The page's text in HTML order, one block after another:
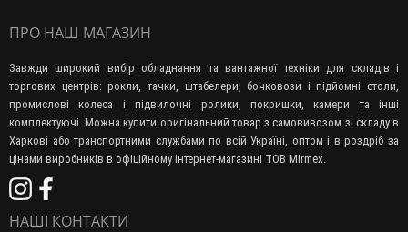
ПРО НАШ МАГАЗИН
Завжди широкий вибір обладнання та вантажної техніки для складів і
торгових центрів: рокли, тачки, штабелери, бочковози і підйомні столи,
промислові колеса і підвилочні ролики, покришки, камери та інші
комплектуючі. Можна купити оригінальний товар з самовивозом зі складу в
Харкові або транспортними службами по всій Україні, оптом і в роздріб за
цінами виробників в офіційному інтернет-магазині ТОВ Mirmex.
НАШІ КОНТАКТИ